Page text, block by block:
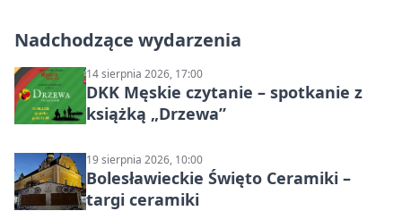
Nadchodzące wydarzenia
14 sierpnia 2026, 17:00
DKK Męskie czytanie – spotkanie z
książką „Drzewa”
19 sierpnia 2026, 10:00
Bolesławieckie Święto Ceramiki –
targi ceramiki